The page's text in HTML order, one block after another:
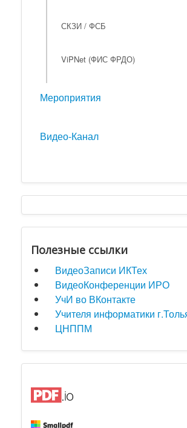
СКЗИ / ФСБ
ViPNet (ФИС ФРДО)
Мероприятия
Видео-Канал
Полезные ссылки
ВидеоЗаписи ИКТех
ВидеоКонференции ИРО
УчИ во ВКонтакте
Учителя информатики
ЦНППМ